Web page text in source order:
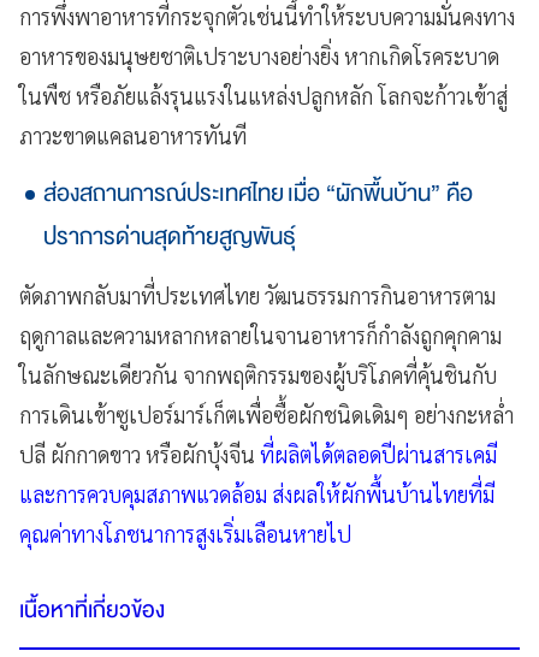
การพึ่งพาอาหารที่กระจุกตัวเช่นนี้ทำให้ระบบความมั่นคงทาง
อาหารของมนุษยชาติเปราะบางอย่างยิ่ง หากเกิดโรคระบาด
ในพืช หรือภัยแล้งรุนแรงในแหล่งปลูกหลัก โลกจะก้าวเข้าสู่
ภาวะขาดแคลนอาหารทันที
ส่องสถานการณ์ประเทศไทย เมื่อ “ผักพื้นบ้าน” คือ
ปราการด่านสุดท้ายสูญพันธุ์
ตัดภาพกลับมาที่ประเทศไทย วัฒนธรรมการกินอาหารตาม
ฤดูกาลและความหลากหลายในจานอาหารก็กำลังถูกคุกคาม
ในลักษณะเดียวกัน จากพฤติกรรมของผู้บริโภคที่คุ้นชินกับ
การเดินเข้าซูเปอร์มาร์เก็ตเพื่อซื้อผักชนิดเดิมๆ อย่างกะหล่ำ
ปลี ผักกาดขาว หรือผักบุ้งจีน ที่ผลิตได้ตลอดปีผ่านสารเคมี
และการควบคุมสภาพแวดล้อม ส่งผลให้ผักพื้นบ้านไทยที่มี
คุณค่าทางโภชนาการสูงเริ่มเลือนหายไป
เนื้อหาที่เกี่ยวข้อง